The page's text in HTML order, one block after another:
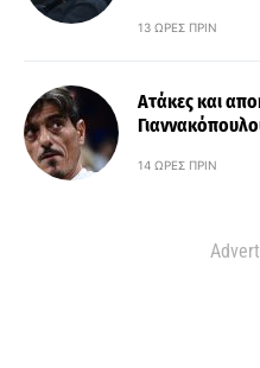
13 ΏΡΕΣ ΠΡΙΝ
Ατάκες και
14 ΏΡΕΣ ΠΡΙΝ